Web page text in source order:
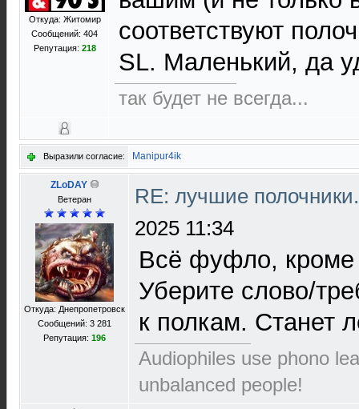
Откуда: Житомир
Сообщений: 404
Репутация: 218
соответствуют
SL. Маленький, да
так будет не всегда...
Выразили согласие: Manipur4ik
ZLoDAY
Ветеран
Откуда: Днепропетровск
Сообщений: 3 281
Репутация: 196
RE: лучшие
2025 11:34
Всё фуфло, кроме
Уберите слово/
к полкам. Станет
Audiophiles use phono
unbalanced people!